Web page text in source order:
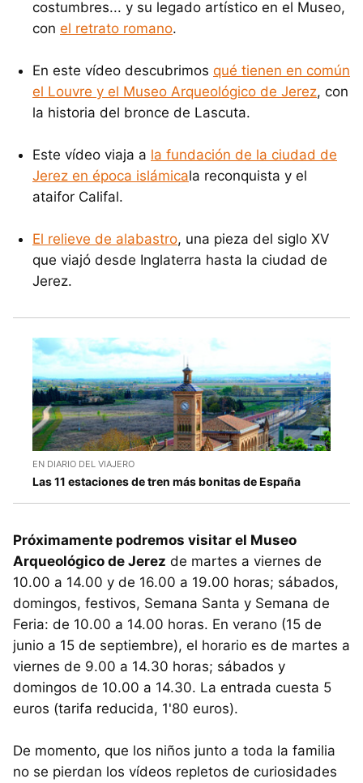
costumbres... y su legado artístico en el Museo,
con el retrato romano.
En este vídeo descubrimos qué tienen en común
el Louvre y el Museo Arqueológico de Jerez, con
la historia del bronce de Lascuta.
Este vídeo viaja a la fundación de la ciudad de
Jerez en época islámicala reconquista y el
ataifor Califal.
El relieve de alabastro, una pieza del siglo XV
que viajó desde Inglaterra hasta la ciudad de
Jerez.
EN DIARIO DEL VIAJERO
Las 11 estaciones de tren más bonitas de España
Próximamente podremos visitar el Museo
Arqueológico de Jerez de martes a viernes de
10.00 a 14.00 y de 16.00 a 19.00 horas; sábados,
domingos, festivos, Semana Santa y Semana de
Feria: de 10.00 a 14.00 horas. En verano (15 de
junio a 15 de septiembre), el horario es de martes a
viernes de 9.00 a 14.30 horas; sábados y
domingos de 10.00 a 14.30. La entrada cuesta 5
euros (tarifa reducida, 1'80 euros).
De momento, que los niños junto a toda la familia
no se pierdan los vídeos repletos de curiosidades